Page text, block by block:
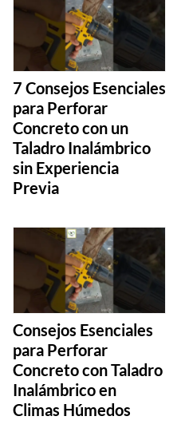
7 Consejos Esenciales
para Perforar
Concreto con un
Taladro Inalámbrico
sin Experiencia
Previa
Consejos Esenciales
para Perforar
Concreto con Taladro
Inalámbrico en
Climas Húmedos